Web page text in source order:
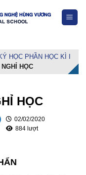
HỌC PHẦN HỌC KÌ I
HỌC
HỌC
02/02/2020
884 lượt